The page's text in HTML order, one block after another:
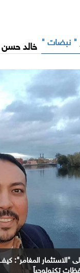
" نبضات " خالد حسن
"الاستثمار المغامر":
تكنولوجياً